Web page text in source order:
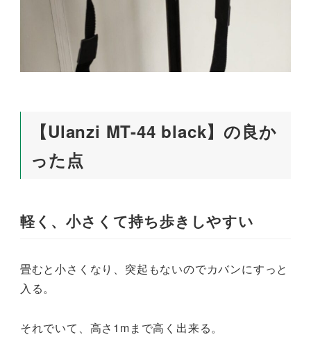
【Ulanzi MT-44 black】の良か
った点
軽く、小さくて持ち歩きしやすい
畳むと小さくなり、突起もないのでカバンにすっと
入る。
それでいて、高さ1mまで高く出来る。